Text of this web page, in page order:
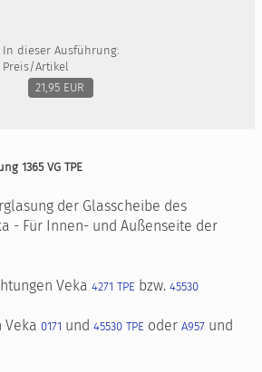
In dieser Ausführung:
Preis/Artikel
21,95 EUR
1365 VG TPE
der Glasscheibe des
- Für Innen- und Außenseite der
Veka 4271 TPE bzw. 45530
Veka 0171 und 45530 TPE oder A957 und